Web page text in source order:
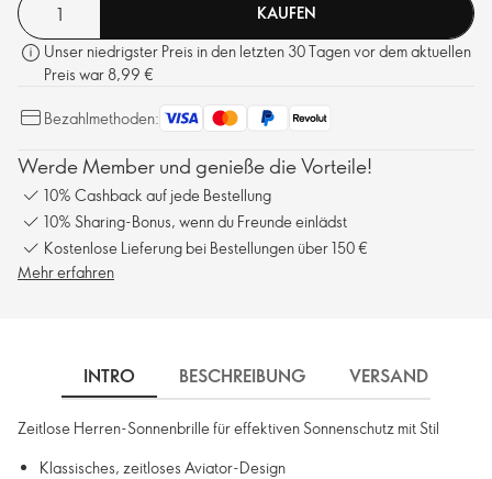
KAUFEN
Unser niedrigster Preis in den letzten 30 Tagen vor dem aktuellen
Preis war 8,99 €
Bezahlmethoden:
Werde Member und genieße die Vorteile!
10% Cashback auf jede Bestellung
10% Sharing-Bonus, wenn du Freunde einlädst
Kostenlose Lieferung bei Bestellungen über 150 €
Mehr erfahren
INTRO BESCHREIBUNG VERSAND
Zeitlose Herren-Sonnenbrille für effektiven Sonnenschutz mit Stil
Klassisches, zeitloses Aviator-Design